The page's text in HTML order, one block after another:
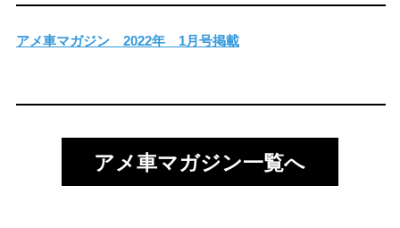
アメ車マガジン 2022年 1月号掲載
アメ車マガジン一覧へ